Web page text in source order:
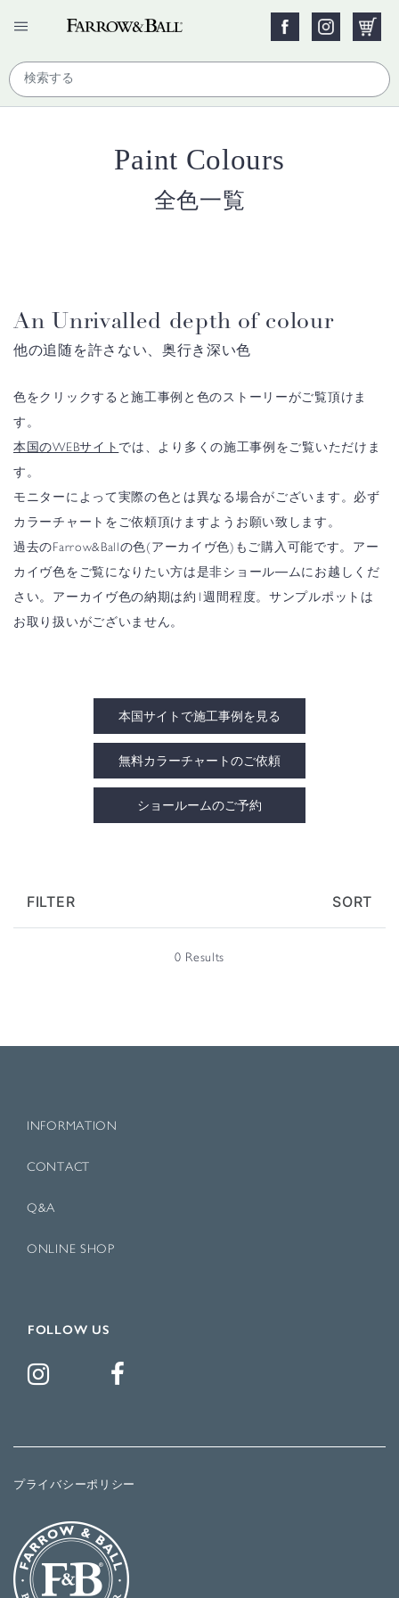
Paint Colours
全色一覧
An Unrivalled depth of colour
他の追随を許さない、奥行き深い色
色をクリックすると施工事例と色のストーリーがご覧頂けま
す。
本国のWEBサイト では、より多くの施工事例をご覧いただけま
す。
モニターによって実際の色とは異なる場合がございます。必ず
カラーチャートをご依頼頂けますようお願い致します。
過去のFarrow&Ballの色(アーカイヴ色)もご購入可能です。アー
カイヴ色をご覧になりたい方は是非ショール―ムにお越しくだ
さい。アーカイヴ色の納期は約1週間程度。サンプルポットは
お取り扱いがございません。
本国サイトで施工事例を見る
無料カラーチャートのご依頼
ショールームのご予約
FILTER SORT
0 Results
INFORMATION
CONTACT
Q&A
ONLINE SHOP
FOLLOW US
プライバシーポリシー